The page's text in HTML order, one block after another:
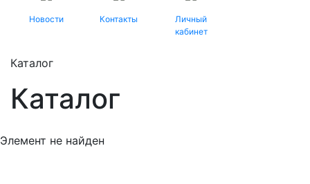
Новости Контакты
Личный
кабинет
Каталог
Каталог
Элемент не найден